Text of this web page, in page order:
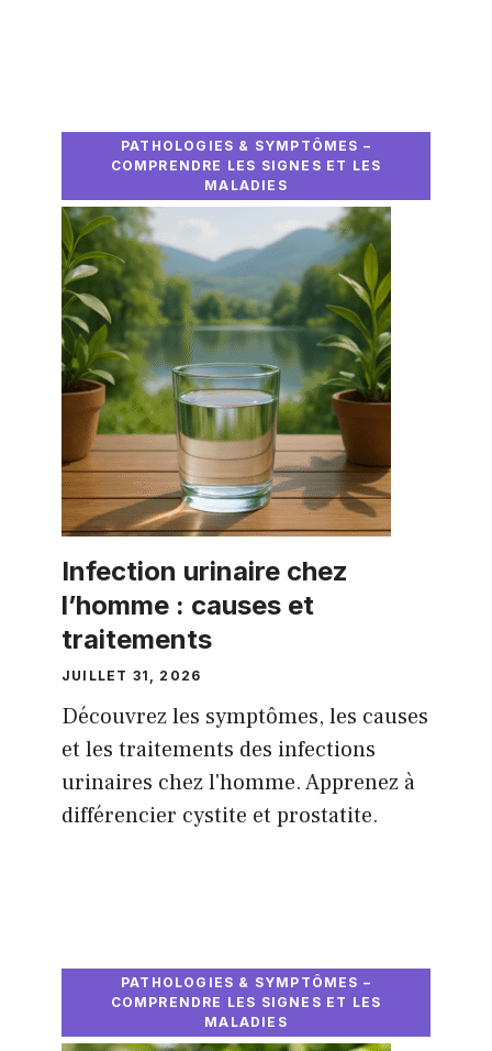
PATHOLOGIES & SYMPTÔMES –
COMPRENDRE LES SIGNES ET LES
MALADIES
Infection urinaire chez
l’homme : causes et
traitements
JUILLET 31, 2026
Découvrez les symptômes, les causes
et les traitements des infections
urinaires chez l'homme. Apprenez à
différencier cystite et prostatite.
PATHOLOGIES & SYMPTÔMES –
COMPRENDRE LES SIGNES ET LES
MALADIES